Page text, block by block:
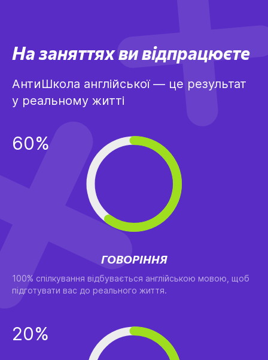
На заняттях ви відпрацюєте
АнтиШкола англійської — це результат
у реальному житті
60%
ГОВОРІННЯ
100% спілкування відбувається англійською мовою, щоб
підготувати вас до реального життя.
20%